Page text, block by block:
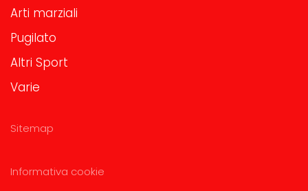
Arti marziali
Pugilato
Altri Sport
Varie
Sitemap
Informativa cookie